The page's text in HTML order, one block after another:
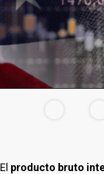
El producto bruto